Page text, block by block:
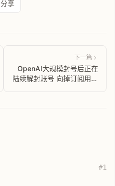
分享
下一篇
OpenAI大规模封号后正在
陆续解封账号 向掉订阅用户
#1